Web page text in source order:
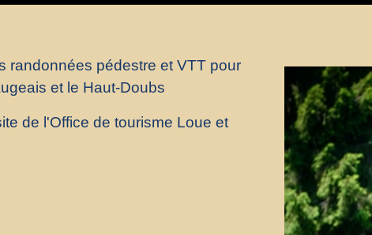
randonnées pédestre et VTT pour
et le Haut-Doubs
de l'Office de tourisme Loue et